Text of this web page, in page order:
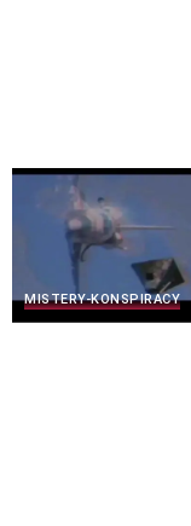
MISTERY-KONSPIRACY